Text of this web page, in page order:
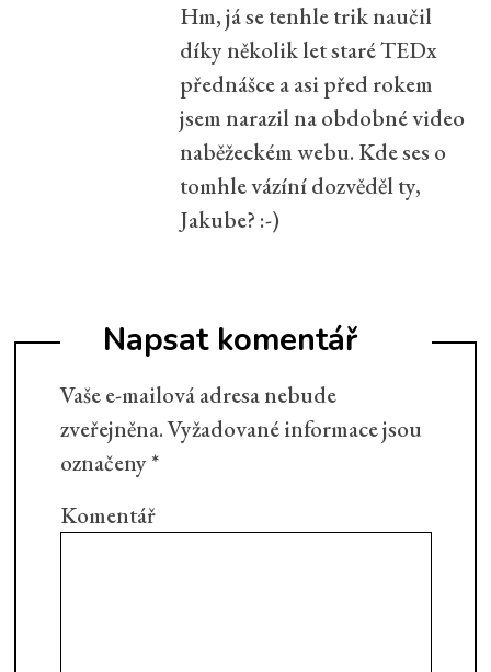
Hm, já se tenhle trik naučil
díky několik let staré TEDx
přednášce a asi před rokem
jsem narazil na obdobné video
naběžeckém webu. Kde ses o
tomhle vázíní dozvěděl ty,
Jakube? :-)
Napsat komentář
Vaše e-mailová adresa nebude
zveřejněna.Vyžadované informace jsou
označeny*
Komentář